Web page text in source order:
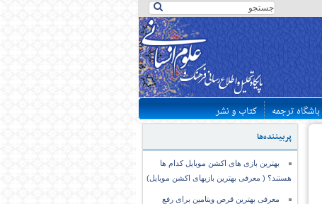
باشگاه ترجمه کتاب و نشر
پربیننده‌ها
بهترین بازی های اکشن موبایل کدام ها
هستند؟ ( معرفی بهترین بازیهای اکشن موبایل)
معرفی بهترین قرص ویتامین برای رفع